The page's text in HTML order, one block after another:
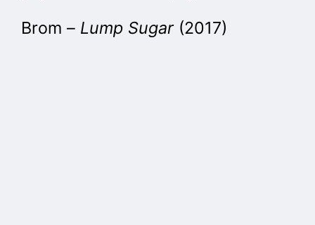
Brom – Lump Sugar(2017)